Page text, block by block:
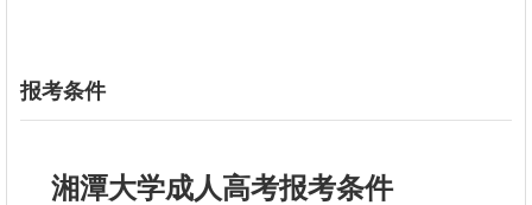
报考条件
湘潭大学成人高考报考条件